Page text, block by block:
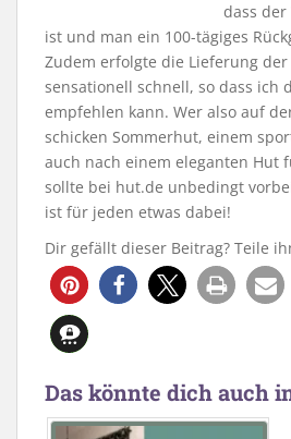
dass der
ist und man ein 100-tägiges
Zudem erfolgte die Lieferung
sensationell schnell, so dass ich
empfehlen kann. Wer also auf
schicken Sommerhut, einem
auch nach einem eleganten Hut
sollte bei hut.de unbedingt
ist für jeden etwas dabei!
Dir gefällt dieser Beitrag? Teile
Das könnte dich auch